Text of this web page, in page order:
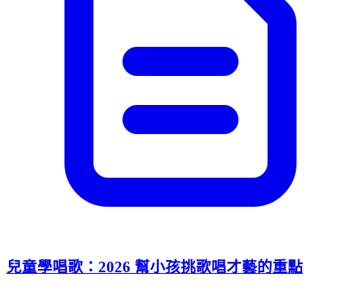
兒童學唱歌：2026 幫小孩挑歌唱才藝的重點